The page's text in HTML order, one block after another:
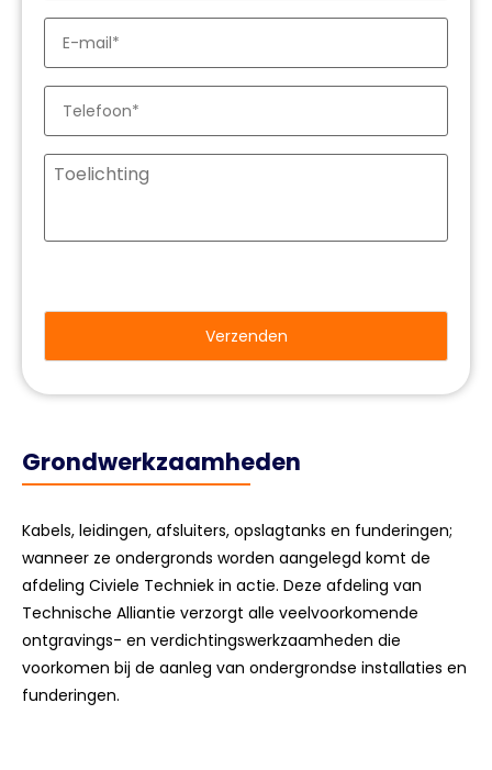
E-
mailadres
Telefoon
Geen
titel
Grondwerkzaamheden
Kabels, leidingen, afsluiters, opslagtanks en funderingen;
wanneer ze ondergronds worden aangelegd komt de
afdeling Civiele Techniek in actie. Deze afdeling van
Technische Alliantie verzorgt alle veelvoorkomende
ontgravings- en verdichtingswerkzaamheden die
voorkomen bij de aanleg van ondergrondse installaties en
funderingen.